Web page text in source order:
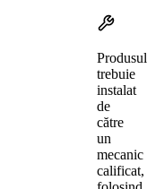
Produsul
trebuie
instalat
de
către
un
mecanic
calificat,